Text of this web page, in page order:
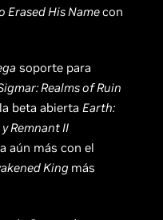
Erased His Namecon
soporte para
Realms of Ruin
beta abiertaEarth:
Remnant II
aún más con el
King más